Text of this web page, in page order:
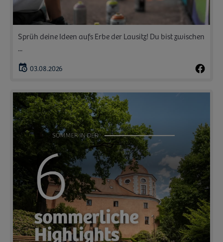
Sprüh deine Ideen aufs Erbe der Lausitz! Du bist zwischen
...
03.08.2026